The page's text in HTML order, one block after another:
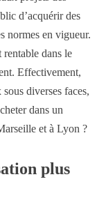
d’acquérir des
normes en vigueur.
rentable dans le
Effectivement,
diverses faces,
dans un
et à Lyon ?
plus